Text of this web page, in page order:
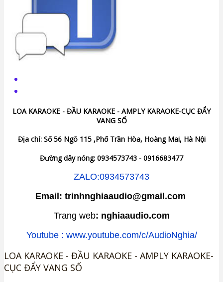
LOA KARAOKE - ĐẦU KARAOKE - AMPLY KARAOKE-CỤC ĐẨY
VANG SỐ
Địa chỉ: Số 56 Ngõ 115 ,Phố Trần Hòa, Hoàng Mai, Hà Nội
Đường dây nóng: 0934573743 - 0916683477
ZALO:0934573743
Email: trinhnghiaaudio@gmail.com
Trang web: nghiaaudio.com
Youtube : www.youtube.com/c/AudioNghia/
LOA KARAOKE - ĐẦU KARAOKE - AMPLY KARAOKE-
CỤC ĐẨY VANG SỐ